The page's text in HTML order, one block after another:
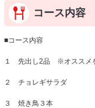
コース内容
■コース内容
１ 先出し2品 ※オススメ
２ チョレギサラダ
３ 焼き鳥３本